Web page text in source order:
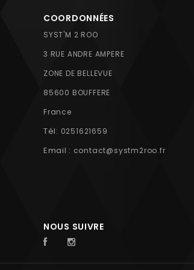
COORDONNÉES
SYST'M 2 ROO
3 RUE ANDRE AMPERE
ZONE DE BELLEVUE
85600 BOUFFERE
France
Tél: 0251621659
Email : contact@systm2roo.fr
NOUS SUIVRE